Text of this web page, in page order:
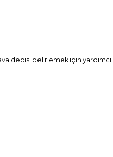
debisi belirlemek için